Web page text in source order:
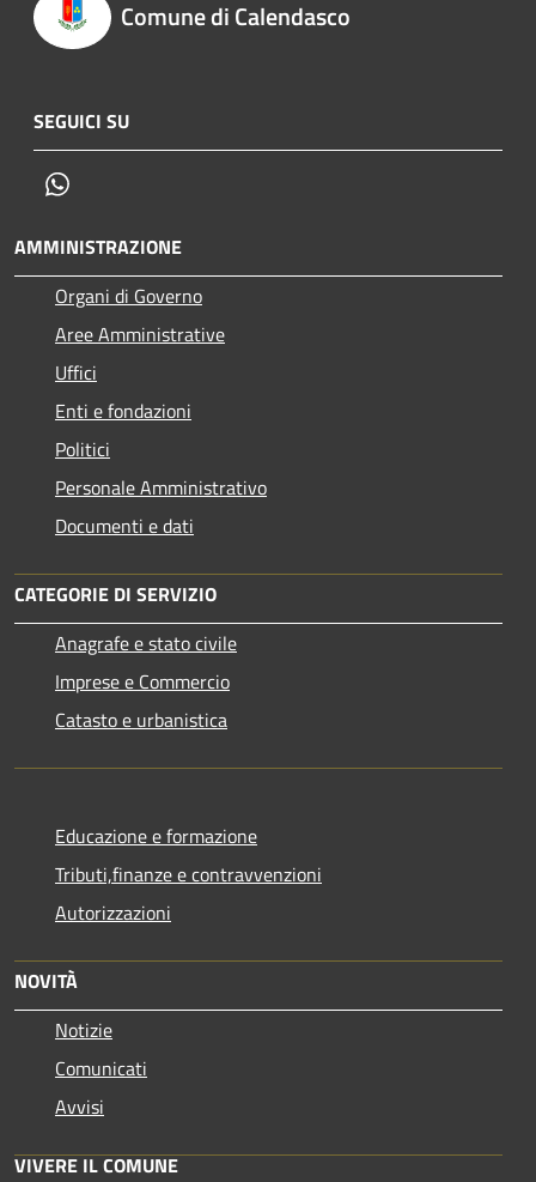
Comune di Calendasco
SEGUICI SU
AMMINISTRAZIONE
Organi di Governo
Aree Amministrative
Uffici
Enti e fondazioni
Politici
Personale Amministrativo
Documenti e dati
CATEGORIE DI SERVIZIO
Anagrafe e stato civile
Imprese e Commercio
Catasto e urbanistica
Educazione e formazione
Tributi,finanze e contravvenzioni
Autorizzazioni
NOVITÀ
Notizie
Comunicati
Avvisi
VIVERE IL COMUNE